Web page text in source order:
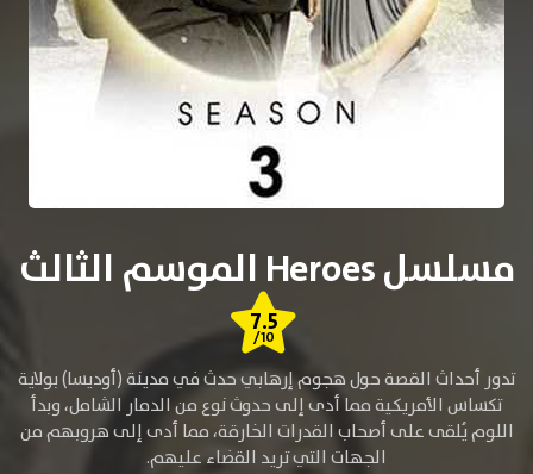
مسلسل Heroes الموسم الثالث
7.5
/10
تدور أحداث القصة حول هجوم إرهابي حدث في مدينة (أوديسا) بولاية
تكساس الأمريكية مما أدى إلى حدوث نوع من الدمار الشامل، وبدأ
اللوم يُلقى على أصحاب القدرات الخارقة، مما أدى إلى هروبهم من
الجهات التي تريد القضاء عليهم.